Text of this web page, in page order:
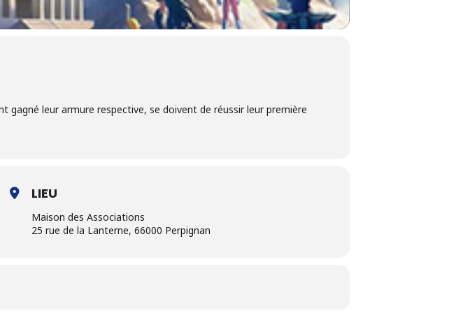
gagné leur armure respective, se doivent de réussir leur première
LIEU
Maison des Associations
25 rue de la Lanterne, 66000 Perpignan